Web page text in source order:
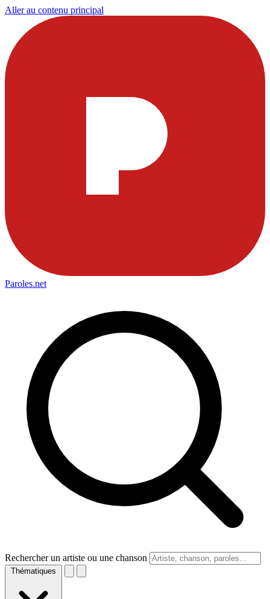
Aller au contenu principal
Paroles.net
Rechercher un artiste ou une chanson
Thématiques